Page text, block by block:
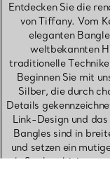
Entdecken Sie die
von Tiffany. Vom
eleganten
weltbekannten
traditionelle
Beginnen Sie mit
Silber, die durch
Details
Link-Design und
Bangles sind in
und setzen ein
als Set kombiniert